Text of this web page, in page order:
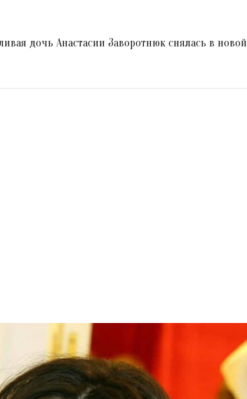
дочь Анастасии Заворотнюк снялась в новой